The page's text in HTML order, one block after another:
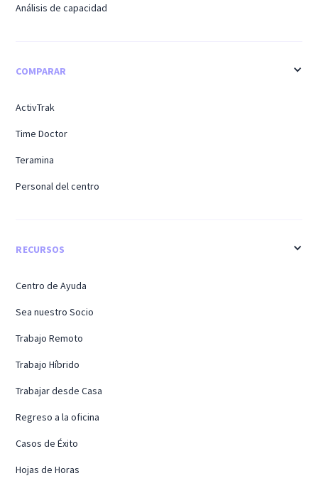
Análisis de capacidad
COMPARAR
ActivTrak
Time Doctor
Teramina
Personal del centro
RECURSOS
Centro de Ayuda
Sea nuestro Socio
Trabajo Remoto
Trabajo Híbrido
Trabajar desde Casa
Regreso a la oficina
Casos de Éxito
Hojas de Horas